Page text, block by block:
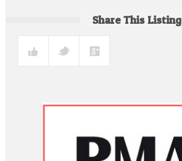
Share This Listing